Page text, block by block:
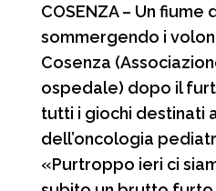
e
o
o
k
t
s
A
p
p
e
r
a
m
d
v
i
d
i
COSENZA – Un
sommergendo i
Cosenza
ospedale) dopo il
tutti i giochi destinati
dell’oncologia
«Purtroppo ieri ci